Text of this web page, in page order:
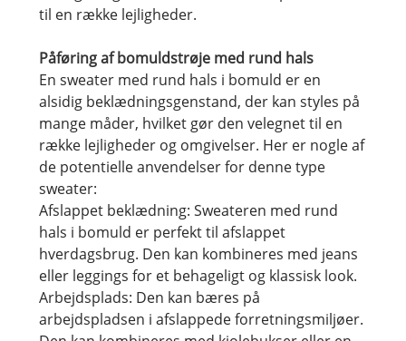
til en række lejligheder.
Påføring af bomuldstrøje med rund hals
En sweater med rund hals i bomuld er en
alsidig beklædningsgenstand, der kan styles på
mange måder, hvilket gør den velegnet til en
række lejligheder og omgivelser. Her er nogle af
de potentielle anvendelser for denne type
sweater:
Afslappet beklædning: Sweateren med rund
hals i bomuld er perfekt til afslappet
hverdagsbrug. Den kan kombineres med jeans
eller leggings for et behageligt og klassisk look.
Arbejdsplads: Den kan bæres på
arbejdspladsen i afslappede forretningsmiljøer.